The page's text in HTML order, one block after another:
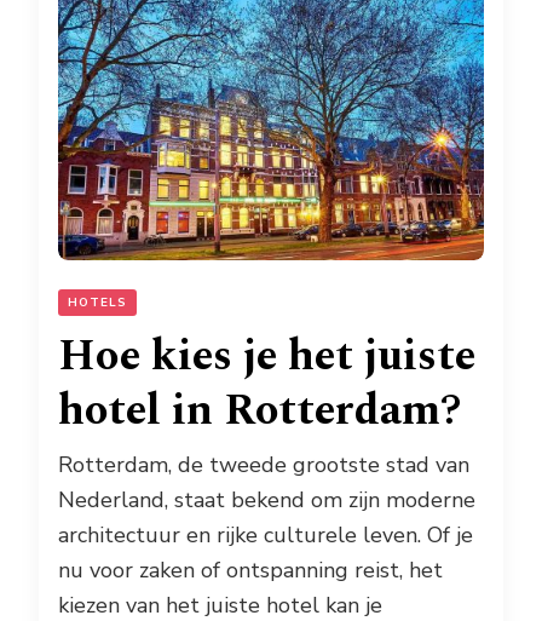
HOTELS
Hoe kies je het juiste
hotel in Rotterdam?
Rotterdam, de tweede grootste stad van
Nederland, staat bekend om zijn moderne
architectuur en rijke culturele leven. Of je
nu voor zaken of ontspanning reist, het
kiezen van het juiste hotel kan je